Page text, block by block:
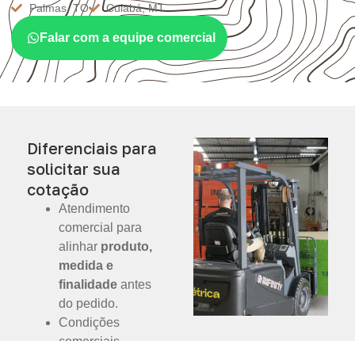
Palmas, TO
Cuiabá, MT
Falar com a equipe comercial
Diferenciais para
solicitar sua
cotação
Atendimento
comercial para
alinhar produto,
medida e
finalidade antes
do pedido.
Condições